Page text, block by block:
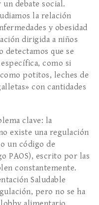
un debate social.
la relación
y obesidad
dirigida a niños
detectamos que se
como si
potitos, leches de
con cantidades
clave: la
existe una regulación
un código de
PAOS), escrito por las
constantemente.
Saludable
pero no se ha